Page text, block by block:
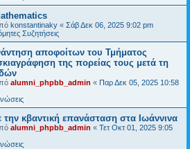
konstantinaky « Σάβ Δεκ 06, 2025 9:02 pm
Συζητήσεις
αποφοίτων του Τμήματος
της πορείας τους μετά τη
alumni_phpbb_admin « Παρ Δεκ 05, 2025 10:58
κβαντική επανάσταση στα Ιωάννινα
alumni_phpbb_admin « Τετ Οκτ 01, 2025 9:05